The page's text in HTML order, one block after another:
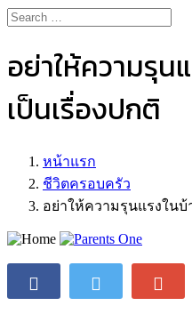
อย่าให้ความรุน
เป็นเรื่องปกติ
หน้าแรก
ชีวิตครอบครัว
อย่าให้ความรุนแรงในบ้